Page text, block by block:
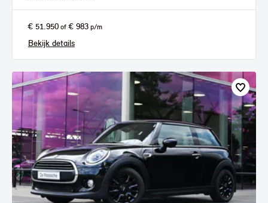
€ 51.950 of € 983 p/m
Bekijk details